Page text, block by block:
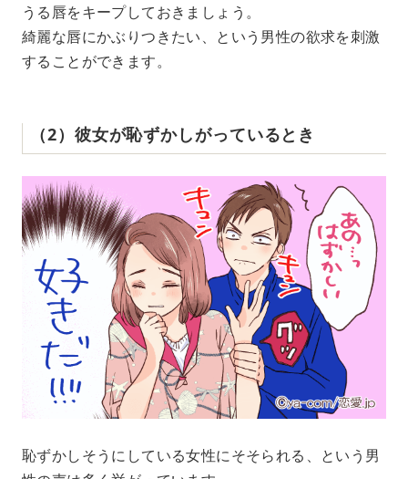
うる唇をキープしておきましょう。
綺麗な唇にかぶりつきたい、という男性の欲求を刺激
することができます。
（2）彼女が恥ずかしがっているとき
恥ずかしそうにしている女性にそそられる、という男